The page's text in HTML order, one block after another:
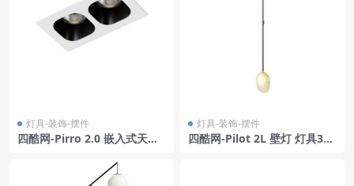
灯具-装饰-摆件
四酷网-Pirro 2.0 嵌入式天花
灯具-装饰-摆件
四酷网-Pilot 2L 壁灯 灯具3D